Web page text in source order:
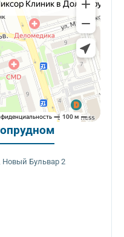
Новый Бульвар 2